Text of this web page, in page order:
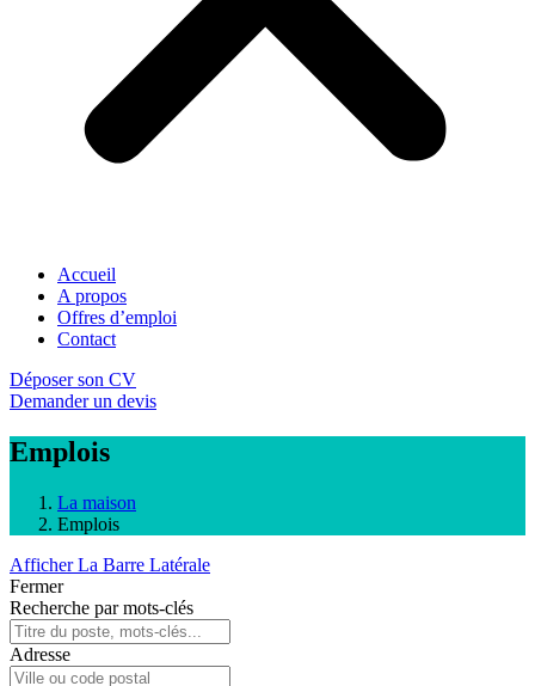
Accueil
A propos
Offres d’emploi
Contact
Déposer son CV
Demander un devis
Emplois
La maison
Emplois
Afficher La Barre Latérale
Fermer
Recherche par mots-clés
Adresse